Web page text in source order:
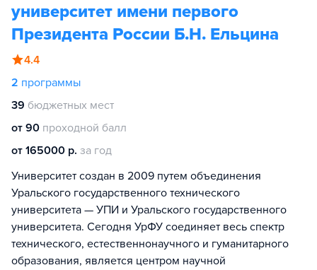
университет имени первого
Президента России Б.Н. Ельцина
4.4
2 программы
39 бюджетных мест
от 90 проходной балл
от 165000 р. за год
Университет создан в 2009 путем объединения
Уральского государственного технического
университета — УПИ и Уральского государственного
университета. Сегодня УрФУ соединяет весь спектр
технического, естественнонаучного и гуманитарного
образования, является центром научной